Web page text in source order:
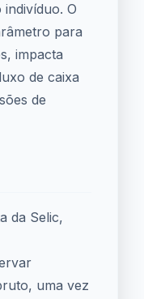
O
para
impacta
de caixa
de
da Selic,
uma vez